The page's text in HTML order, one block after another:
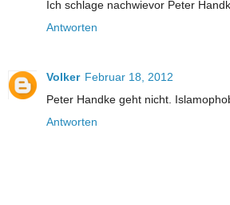
Ich schlage nachwievor Peter
Antworten
Volker Februar 18, 2012
Peter Handke geht nicht.
Antworten